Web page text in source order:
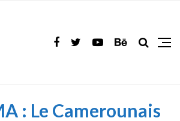
: Le Camerounais